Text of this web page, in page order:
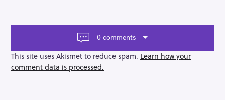
a
g
a
t
0 comments
This site uses Akismet to reduce spam. Learn how your
comment data is processed.